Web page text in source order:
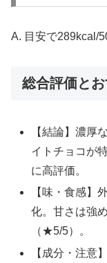
A. 目安で289kcal/
総合評価と
【結論】濃厚
イトチョコが
に高評価。
【味・食感】
化。甘さは強
（★5/5）。
【成分・注意